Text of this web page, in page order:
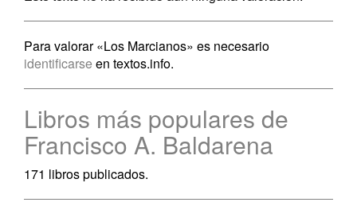
Para valorar «Los Marcianos» es necesario
identificarse en textos.info.
Libros más populares de
Francisco A. Baldarena
171 libros publicados.